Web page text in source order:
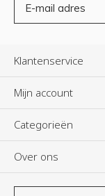
Klantenservice
Mijn account
Categorieën
Over ons